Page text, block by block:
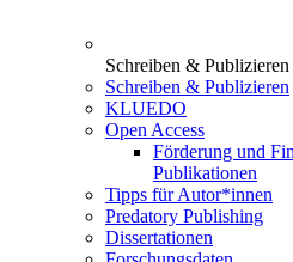
Schreiben & Publizieren
Schreiben & Publizieren
KLUEDO
Open Access
Förderung und
Publikationen
Tipps für Autor*innen
Predatory Publishing
Dissertationen